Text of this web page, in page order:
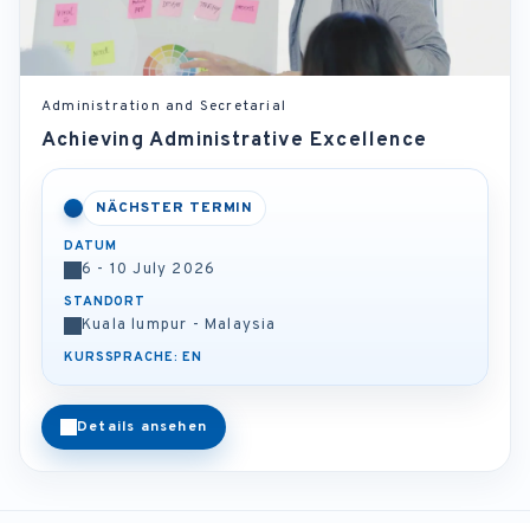
Administration and Secretarial
Achieving Administrative Excellence
NÄCHSTER TERMIN
DATUM
6 - 10 July 2026
STANDORT
Kuala lumpur - Malaysia
KURSSPRACHE: EN
Details ansehen